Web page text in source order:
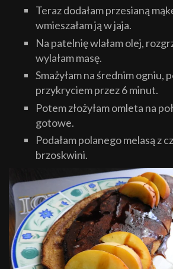
Teraz dodałam przesianą
wmieszałam ją w jaja.
Na patelnię wlałam olej,
wylałam masę.
Smażyłam na średnim ogniu,
przykryciem przez 6 minut.
Potem złożyłam omleta na
gotowe.
Podałam polanego melasą z
brzoskwini.